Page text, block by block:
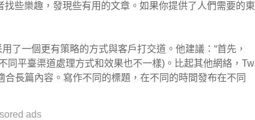
些樂趣，發現些有用的文章。如果你提供了人們需要的東
了一個更有策略的方式與客戶打交道。他建議：“首先，
同平臺渠道處理方式和效果也不一樣)。比起其他網絡，Tw
長篇內容。寫作不同的標題，在不同的時間發布在不同
ads